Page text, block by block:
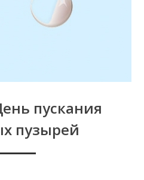
пускания
пузырей